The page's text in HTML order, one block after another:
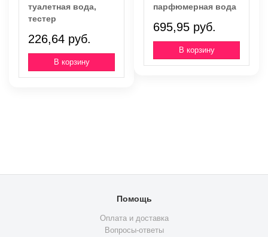
туалетная вода,
тестер
226,64 руб.
парфюмерная вода
695,95 руб.
Помощь
Оплата и доставка
Вопросы-ответы